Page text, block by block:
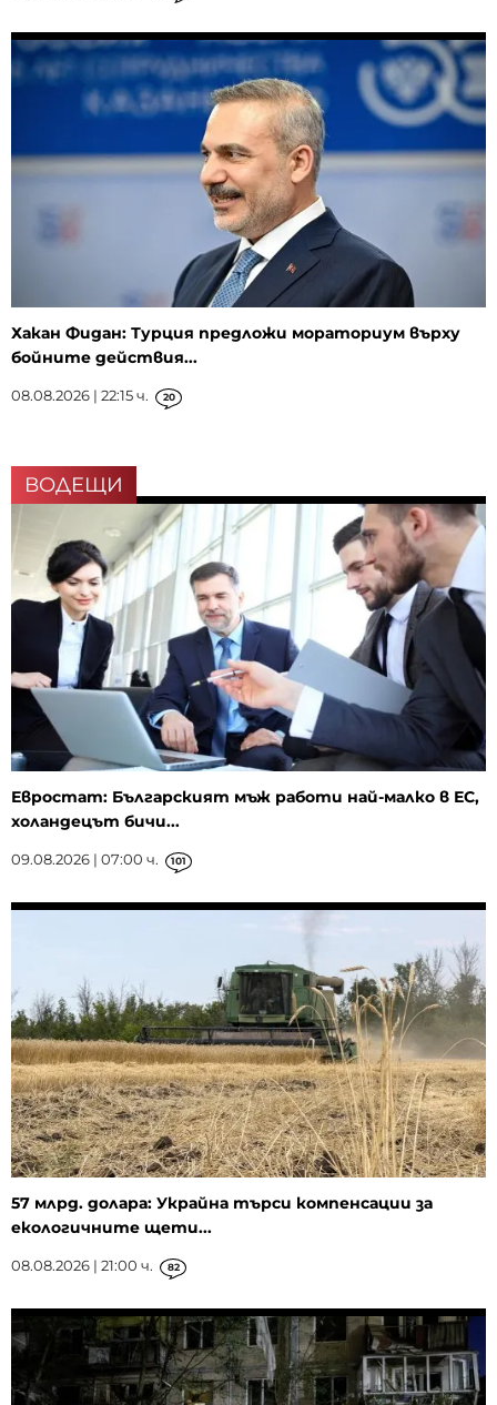
Хакан Фидан: Турция предложи мораториум върху
бойните действия...
08.08.2026 | 22:15 ч. 20
ВОДЕЩИ
Евростат: Българският мъж работи най-малко в ЕС,
холандецът бичи...
09.08.2026 | 07:00 ч. 101
57 млрд. долара: Украйна търси компенсации за
екологичните щети...
08.08.2026 | 21:00 ч. 82